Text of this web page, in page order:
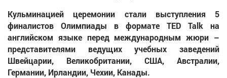
Кульминацией церемонии стали выступления 5
финалистов Олимпиады в формате TED Talk на
английском языке перед международным жюри –
представителями ведущих учебных заведений
Швейцарии, Великобритании, США, Австралии,
Германии, Ирландии, Чехии, Канады.